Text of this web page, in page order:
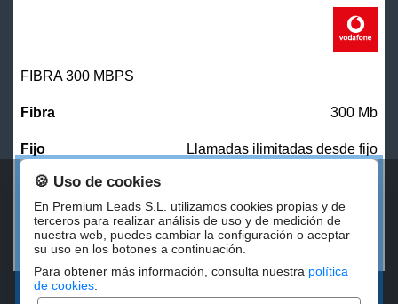
FIBRA 300 MBPS
300 Mb
Llamadas ilimitadas desde fijo
27,00 €/mes
CONTRATAR
🍪 Uso de cookies
En Premium Leads S.L. utilizamos cookies propias y de
terceros para realizar análisis de uso y de medición de
nuestra web, puedes cambiar la configuración o aceptar
su uso en los botones a continuación.
Para obtener más información, consulta nuestra política
de cookies